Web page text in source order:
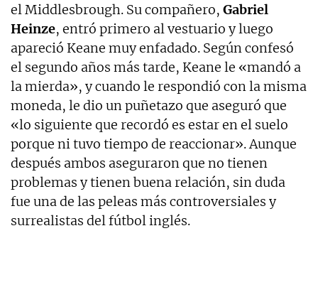
el Middlesbrough. Su compañero, Gabriel
Heinze, entró primero al vestuario y luego
apareció Keane muy enfadado. Según confesó
el segundo años más tarde, Keane le «mandó a
la mierda», y cuando le respondió con la misma
moneda, le dio un puñetazo que aseguró que
«lo siguiente que recordó es estar en el suelo
porque ni tuvo tiempo de reaccionar». Aunque
después ambos aseguraron que no tienen
problemas y tienen buena relación, sin duda
fue una de las peleas más controversiales y
surrealistas del fútbol inglés.